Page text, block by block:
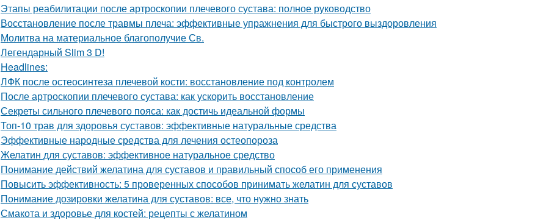
Этапы реабилитации после артроскопии плечевого сустава: полное руководство
Восстановление после травмы плеча: эффективные упражнения для быстрого выздоровления
Молитва на материальное благополучие Св.
Легендарный Slim 3 D!
Headlines:
ЛФК после остеосинтеза плечевой кости: восстановление под контролем
После артроскопии плечевого сустава: как ускорить восстановление
Секреты сильного плечевого пояса: как достичь идеальной формы
Топ-10 трав для здоровья суставов: эффективные натуральные средства
Эффективные народные средства для лечения остеопороза
Желатин для суставов: эффективное натуральное средство
Понимание действий желатина для суставов и правильный способ его применения
Повысить эффективность: 5 проверенных способов принимать желатин для суставов
Понимание дозировки желатина для суставов: все, что нужно знать
Смакота и здоровье для костей: рецепты с желатином